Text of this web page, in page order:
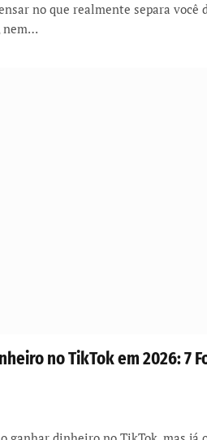
no que realmente separa você
nem…
no TikTok em 2026: 7